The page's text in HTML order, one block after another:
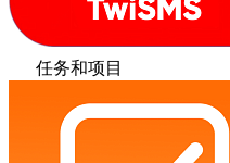
任务和项目